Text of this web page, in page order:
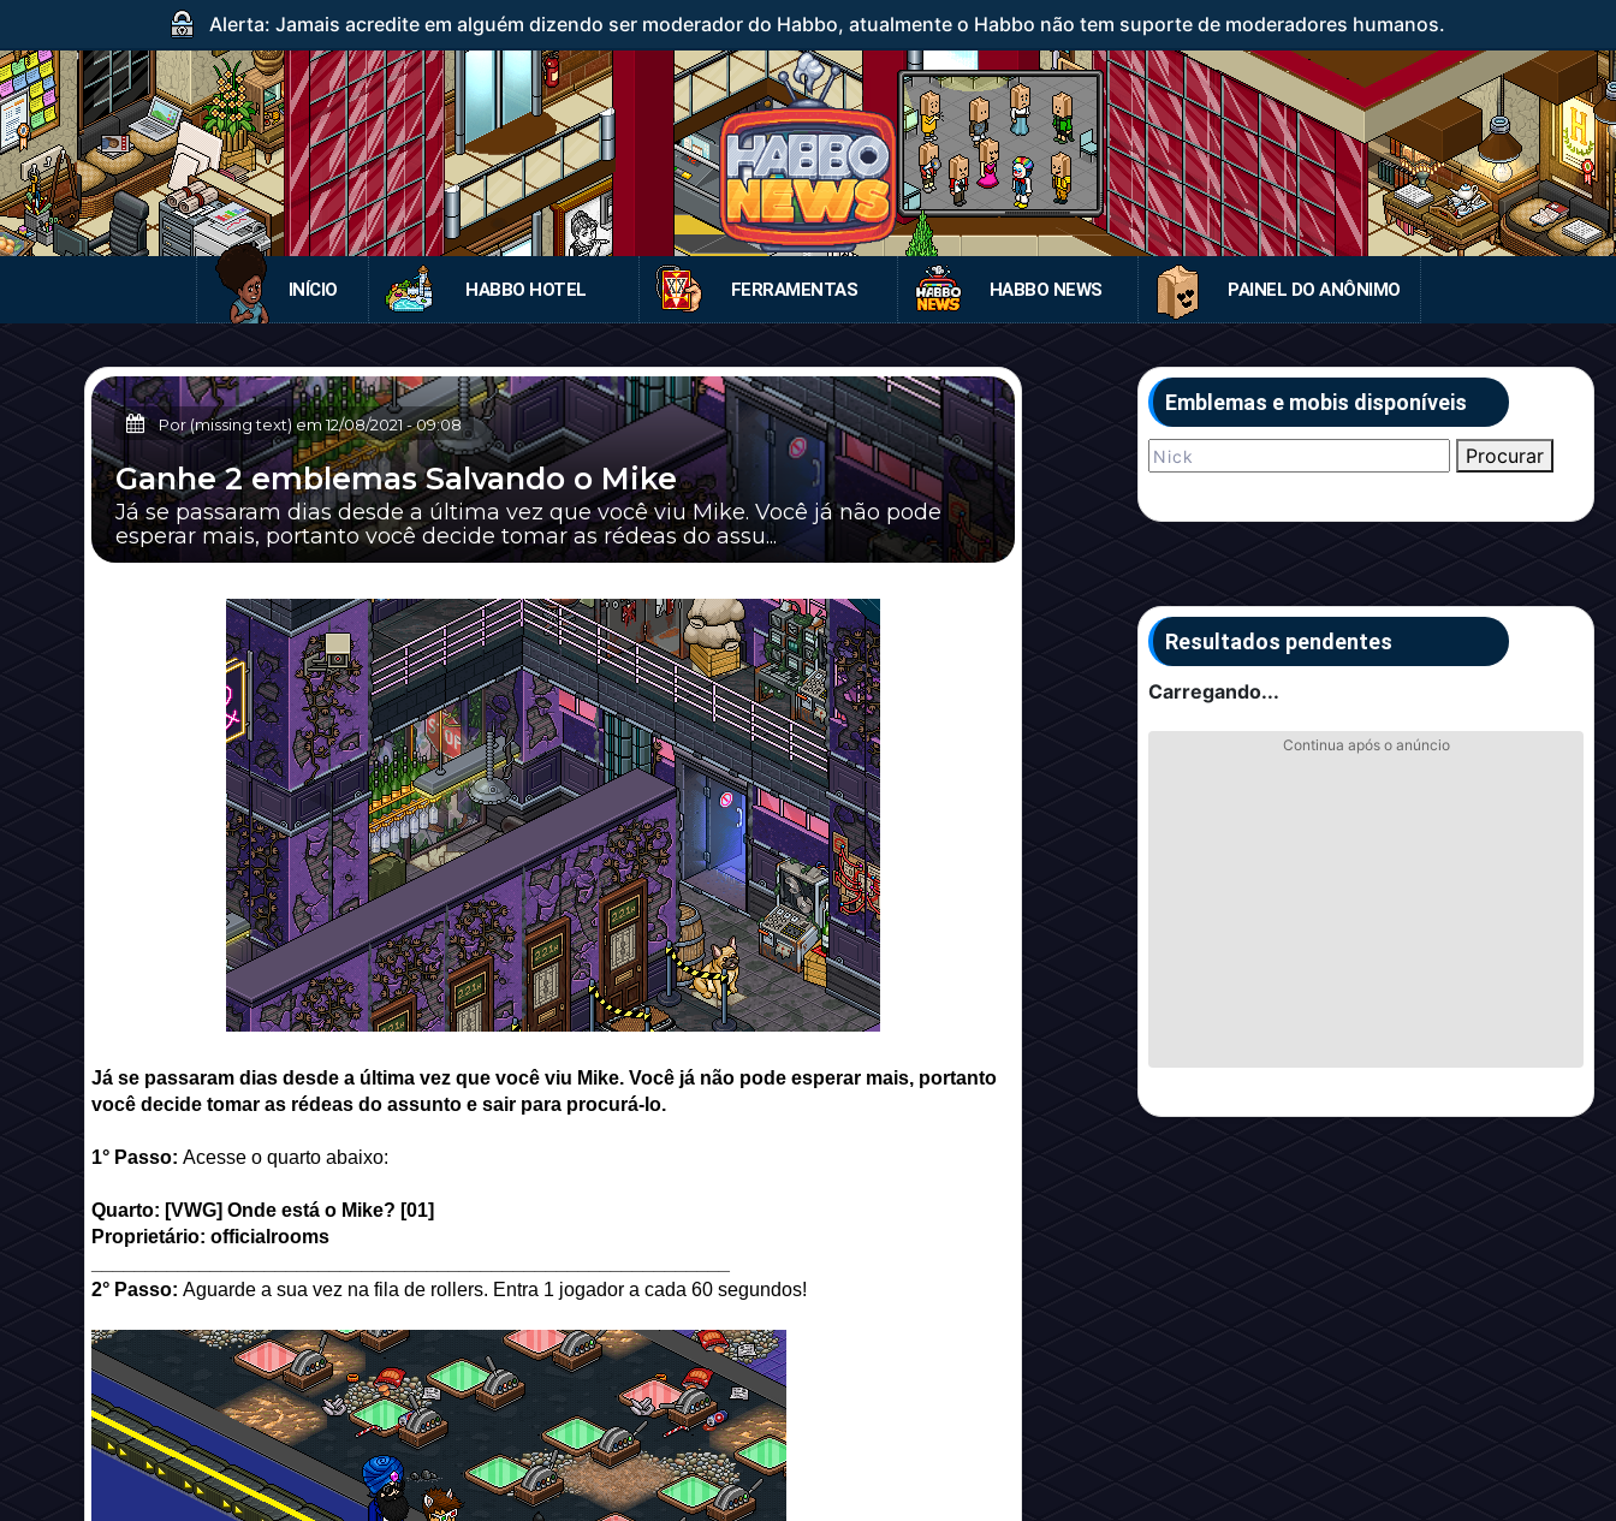
Alerta: Jamais acredite em alguém dizendo ser moderador do Habbo, atualmente o Habbo não tem suporte de moderadores humanos.
INÍCIO HABBO HOTEL FERRAMENTAS HABBO NEWS PAINEL DO ANÔNIMO
Por (missing text) em12/08/2021 -09:08
Ganhe 2 emblemas Salvando o Mike
Já se passaram dias desde a última vez que você viu Mike. Você já não pode
esperar mais, portanto você decide tomar as rédeas do assu...
Já se passaram dias desde a última vez que você viu Mike. Você já não pode esperar mais, portanto
você decide tomar as rédeas do assunto e sair para procurá-lo.
1° Passo: Acesse o quarto abaixo:
Quarto: [VWG] Onde está o Mike? [01]
Proprietário: officialrooms
2° Passo: Aguarde a sua vez na fila de rollers. Entra 1 jogador a cada 60 segundos!
Emblemas e mobis disponíveis
Procurar
Resultados pendentes
Carregando...